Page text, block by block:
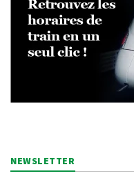
NEWSLETTER